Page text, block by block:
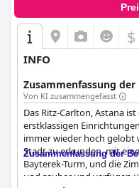
$
INFO
Zusammenfassung
Von KI zusammengefasst
Das Ritz-Carlton, Astana
erstklassigen
immer wieder hoch gelobt
Stadt zu erkunden, mit
Bayterek-Turm, und die
und sauber und verfügen
Zusammenfassung der